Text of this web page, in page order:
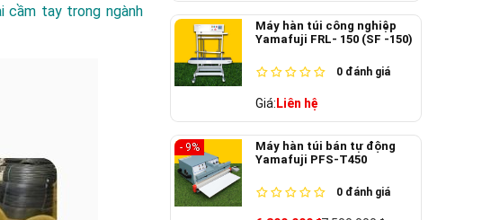
cầm tay trong ngành
Máy hàn túi công nghiệp
Yamafuji FRL- 150 (SF -150)
0 đánh giá
Giá: Liên hệ
- 9%
Máy hàn túi bán tự động
Yamafuji PFS-T450
0 đánh giá